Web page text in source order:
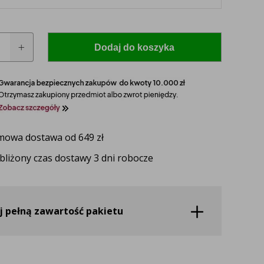
model i rocznik swojego ciągnika, a nasz
TERAZ
Dodaj do koszyka
dostawa od 649 zł
czas dostawy 3 dni robocze
pełną zawartość pakietu